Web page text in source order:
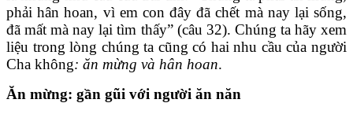
phải hân hoan, vì em con đây đã chết mà nay lại sống,
đã mất mà nay lại tìm thấy” (câu 32). Chúng ta hãy xem
liệu trong lòng chúng ta cũng có hai nhu cầu của người
Cha không: ăn mừng và hân hoan.
Ăn mừng: gần gũi với người ăn năn